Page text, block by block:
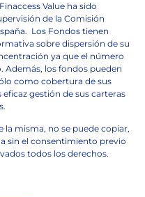
Value ha sido
de la Comisión
Los Fondos tienen
sobre dispersión de su
ya que el número
Además, los fondos pueden
como cobertura de sus
gestión de sus carteras
la misma, no se puede copiar,
sin el consentimiento previo
todos los derechos.